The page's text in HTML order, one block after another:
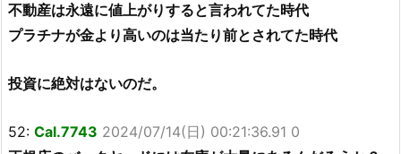
不動産は永遠に値上がりすると言われてた時代
プラチナが金より高いのは当たり前とされてた時代
投資に絶対はないのだ。
52: Cal.7743 2024/07/14(日) 00:21:36.91 0